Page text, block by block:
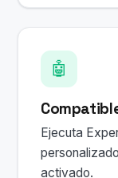
🤖
Ejecuta
activado.